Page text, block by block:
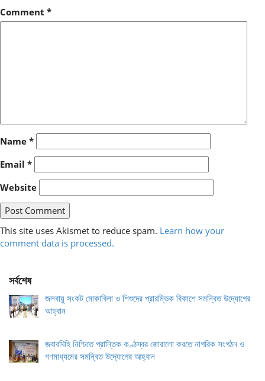
Comment *
Name *
Email *
Website
This site uses Akismet to reduce spam. Learn how your
comment data is processed.
সর্বশেষ
জলবায়ু সংকট মোকাবিলা ও শিশুদের প্রারম্ভিক বিকাশে সমন্বিত উদ্যোগের
আহ্বান
জবাবদিহি নিশ্চিতে প্রান্তিক কণ্ঠস্বর জোরালো করতে নাগরিক সংগঠন ও
গণমাধ্যমের সমন্বিত উদ্যোগের আহ্বান